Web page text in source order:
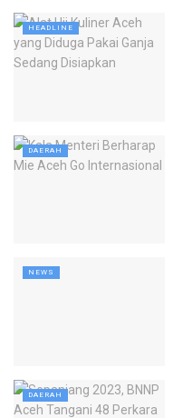
HEADLINE
DAERAH
NEWS
DAERAH